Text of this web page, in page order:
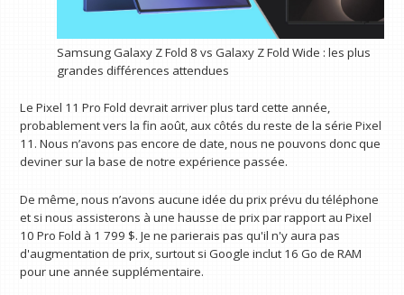
Samsung Galaxy Z Fold 8 vs Galaxy Z Fold Wide : les plus
grandes différences attendues
Le Pixel 11 Pro Fold devrait arriver plus tard cette année,
probablement vers la fin août, aux côtés du reste de la série Pixel
11. Nous n’avons pas encore de date, nous ne pouvons donc que
deviner sur la base de notre expérience passée.
De même, nous n’avons aucune idée du prix prévu du téléphone
et si nous assisterons à une hausse de prix par rapport au Pixel
10 Pro Fold à 1 799 $. Je ne parierais pas qu'il n'y aura pas
d'augmentation de prix, surtout si Google inclut 16 Go de RAM
pour une année supplémentaire.